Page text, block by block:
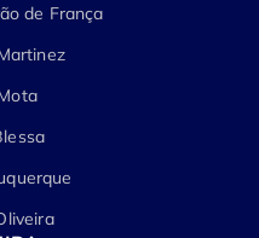
de França